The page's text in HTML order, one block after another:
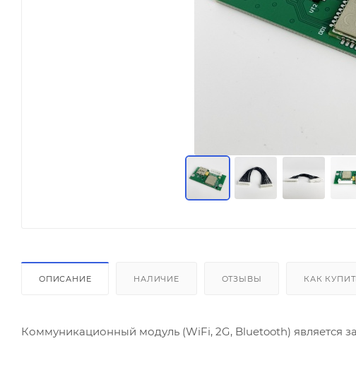
ОПИСАНИЕ НАЛИЧИЕ ОТЗЫВЫ КАК
Коммуникационный модуль (WiFi, 2G, Bluetooth) является